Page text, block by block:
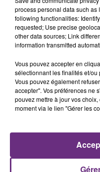
11h06
JAMAIS SANS
Julien Fourel n'a plus
mois. Sa sœur
retrouver.
LA CENTRALE
TOUJOURS À
Cela fait déjà une
process personal data such as
following functionalities:
requested; Use precise
other data sources; Link
information transmitted
Vous pouvez accepter en
sélectionnant les finalités et/
Vous pouvez également
accepter". Vos préférences ne
pouvez mettre à jour vos
moment via le lien "Gérer les